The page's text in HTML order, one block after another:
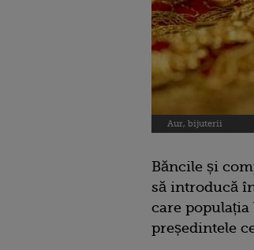
Aur, bijuterii
Băncile și
să introducă
care populația
președintele